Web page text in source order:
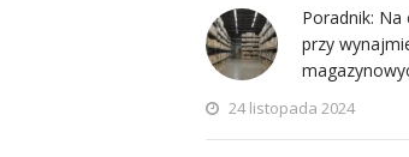
Poradnik:
przy
24 listopada 2024